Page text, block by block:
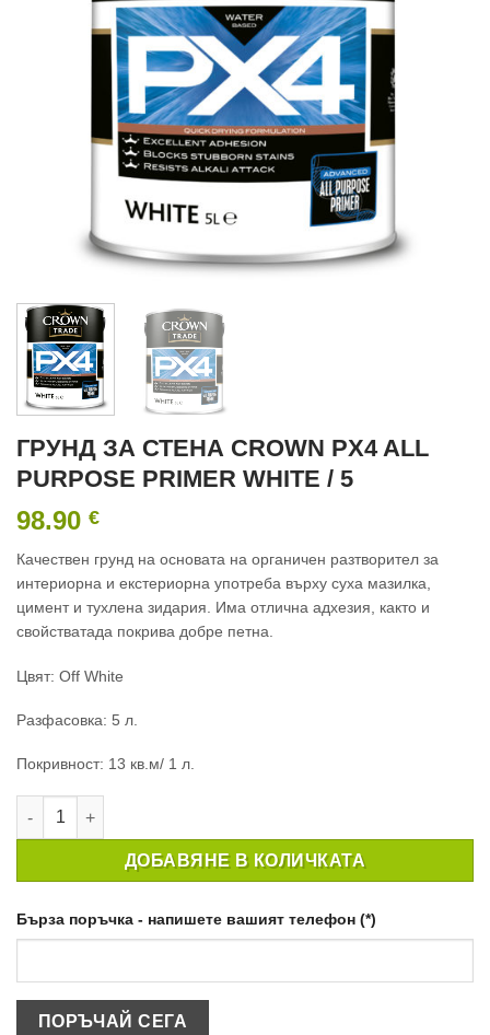
ГРУНД ЗА СТЕНА CROWN PX4 ALL
PURPOSE PRIMER WHITE / 5
98.90 €
Качествен грунд на основата на органичен разтворител за
интериорна и екстериорна употреба върху суха мазилка,
цимент и тухлена зидария. Има отлична адхезия, както и
свойстватада покрива добре петна.
Цвят: Off White
Разфасовка: 5 л.
Покривност: 13 кв.м/ 1 л.
количество за ГРУНД ЗА СТЕНА CROWN PX4 ALL PURPOSE
ДОБАВЯНЕ В КОЛИЧКАТА
Бърза поръчка - напишете вашият телефон (*)